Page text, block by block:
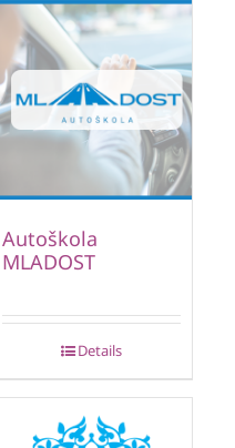
Autoškola
MLADOST
Details